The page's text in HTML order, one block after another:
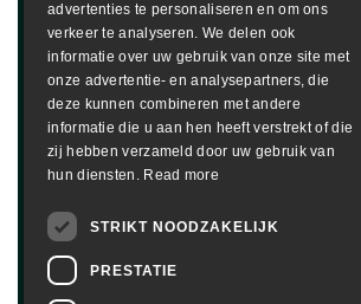
Downloads
FixChip Handleiding
FixChip Diamasters
© Copyright 2026 FixChip |
FRENCH
ITALIAN
SPANISH
JAPANESE
advertenties te personaliseren en om ons
verkeer te analyseren. We delen ook
informatie over uw gebruik van onze site met
onze advertentie- en analysepartners, die
deze kunnen combineren met andere
informatie die u aan hen heeft verstrekt of die
zij hebben verzameld door uw gebruik van
hun diensten. Read more
STRIKT NOODZAKELIJK
PRESTATIE